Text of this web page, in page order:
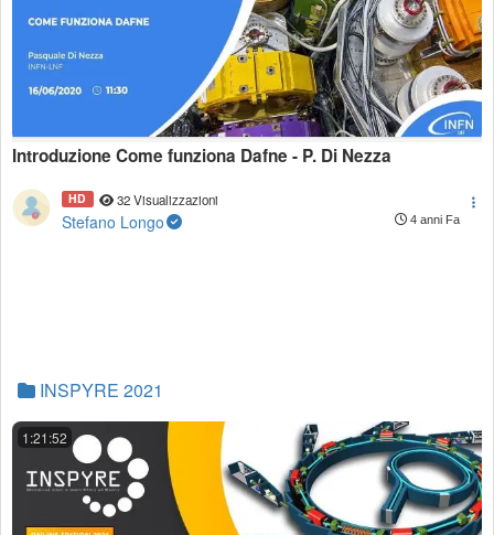
Introduzione Come funziona Dafne - P. Di Nezza
HD 32 Visualizzazioni
Stefano Longo 4 anni Fa
INSPYRE 2021
1:21:52